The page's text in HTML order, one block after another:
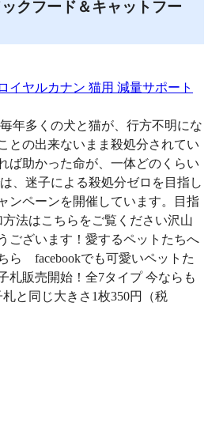
クフード＆キャットフー
イヤルカナン 猫用 減量サポート
年多くの犬と猫が、行方不明にな
との出来ないまま殺処分されてい
ば助かった命が、一体どのくらい
、迷子による殺処分ゼロを目指し
ンペーンを開催しています。目指
法はこちらをご覧ください沢山
ございます！愛するペットたちへ
ら facebookでも可愛いペットた
札販売開始！全7タイプ 今ならも
と同じ大きさ1枚350円（税